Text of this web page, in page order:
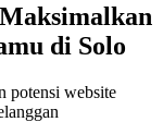
di Solo
potensi website